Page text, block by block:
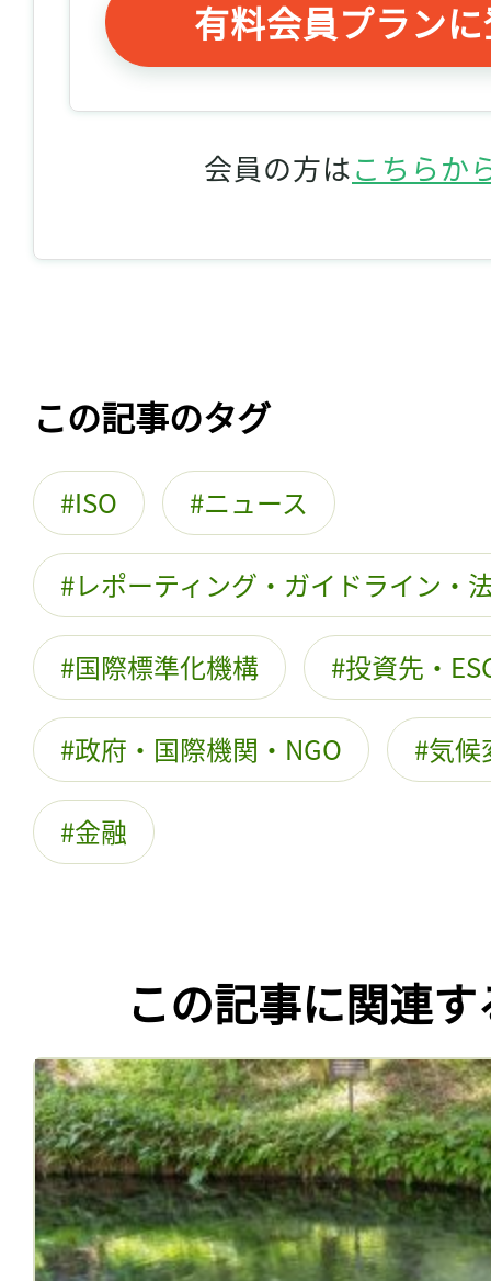
有料会員プラン
会員の方はこちらか
この記事のタグ
ISO ニュース
レポーティング・ガイドライン・
国際標準化機構 投資先・
政府・国際機関・NGO 気候
金融
この記事に関連